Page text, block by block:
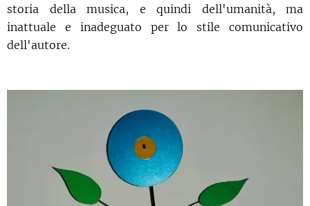
storia della musica, e quindi dell'umanità, ma
inattuale e inadeguato per lo stile comunicativo
dell'autore.